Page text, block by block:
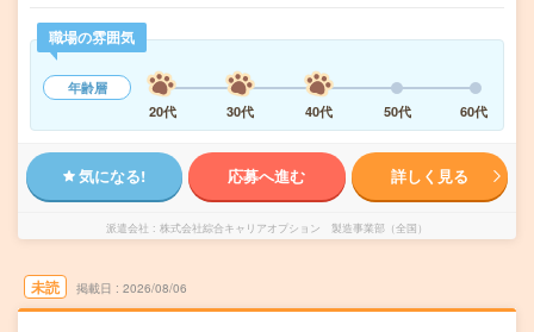
職場の雰囲気
年齢層
20代
30代 40代 50代 60代
気になる! 応募へ進む 詳しく見る
派遣会社 株式会社綜合キャリアオプション 製造事業部（全国）
未読 掲載日 2026/08/06